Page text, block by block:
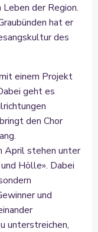
der Region.
hat er
des
einem Projekt
geht es
den Chor
April stehen unter
Hölle». Dabei
und
unterstreichen,